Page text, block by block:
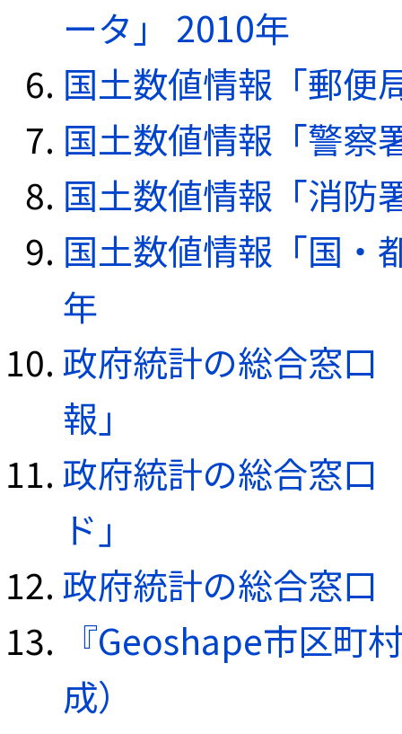
ータ」 2010年
国土数値情報「郵便
国土数値情報「警察
国土数値情報「消防
国土数値情報「国・
年
政府統計の総合窓口
報」
政府統計の総合窓口
ド」
政府統計の総合窓口
『Geoshape市区町
成）